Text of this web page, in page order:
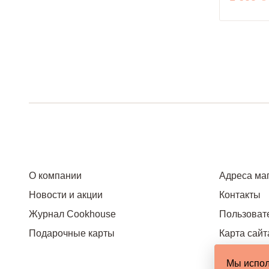
О компании
Новости и акции
Журнал Cookhouse
Подарочные карты
Адреса
Контакты
Карта
Мы